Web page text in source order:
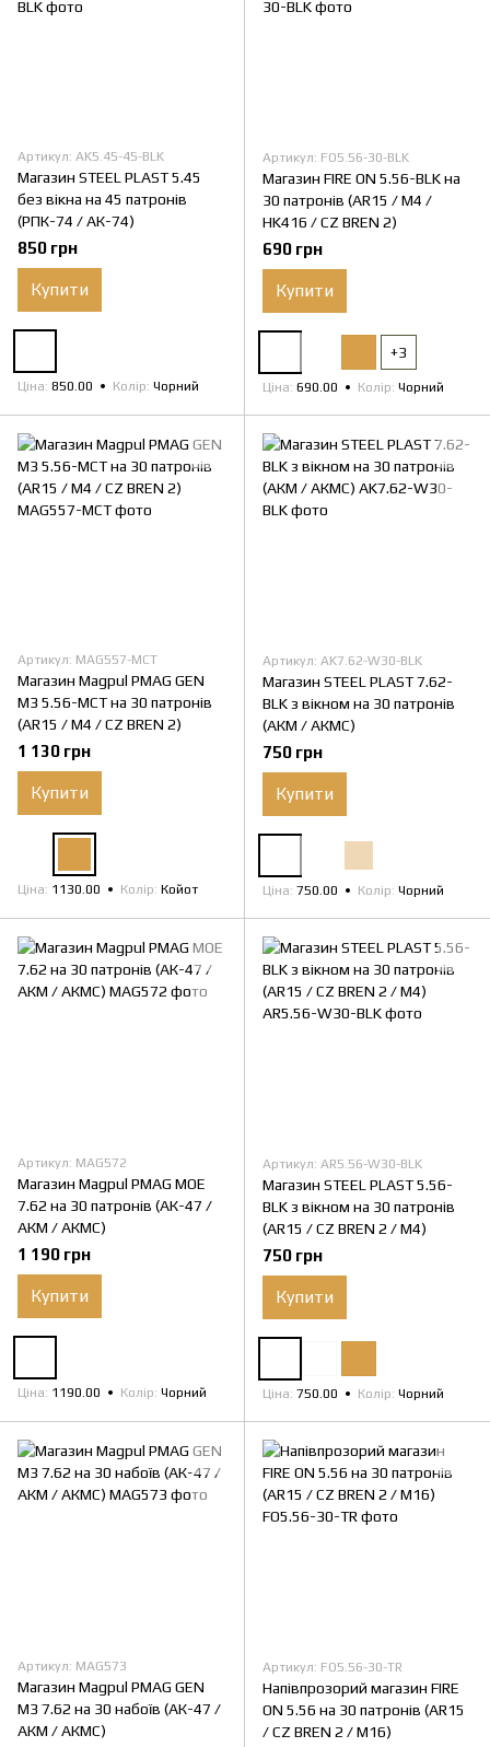
Артикул: AK5.45-45-BLK
Магазин STEEL PLAST 5.45
без вікна на 45 патронів
(РПК-74 / АК-74)
850 грн
Купити
Ціна 850.00 Колір Чорний
Артикул: FO5.56-30-BLK
Магазин FIRE ON 5.56-BLK на
30 патронів (AR15 / M4 /
HK416 / CZ BREN 2)
690 грн
Купити
+3
Ціна 690.00 Колір Чорний
Артикул: MAG557-MCT
Магазин Magpul PMAG GEN
M3 5.56-MCT на 30 патронів
(AR15 / M4 / CZ BREN 2)
1 130 грн
Купити
Ціна 1130.00 Колір Койот
Артикул: AK7.62-W30-BLK
Магазин STEEL PLAST 7.62-
BLK з вікном на 30 патронів
(АКМ / АКМС)
750 грн
Купити
Ціна 750.00 Колір Чорний
Артикул: MAG572
Магазин Magpul PMAG MOE
7.62 на 30 патронів (АК-47 /
АКМ / АКМС)
1 190 грн
Купити
Ціна 1190.00 Колір Чорний
Артикул: AR5.56-W30-BLK
Магазин STEEL PLAST 5.56-
BLK з вікном на 30 патронів
(AR15 / CZ BREN 2 / M4)
750 грн
Купити
Ціна 750.00 Колір Чорний
Артикул: MAG573
Магазин Magpul PMAG GEN
M3 7.62 на 30 набоїв (АК-47 /
АКМ / АКМС)
Артикул: FO5.56-30-TR
Напівпрозорий магазин FIRE
ON 5.56 на 30 патронів (AR15
/ CZ BREN 2 / M16)